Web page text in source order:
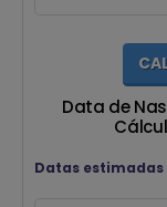
Data de
Datas